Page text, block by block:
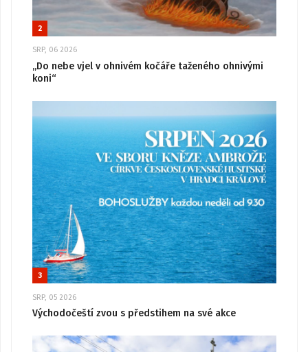
2
SRP, 06 2026
„Do nebe vjel v ohnivém kočáře taženého ohnivými
koni“
3
SRP, 05 2026
Východočeští zvou s předstihem na své akce